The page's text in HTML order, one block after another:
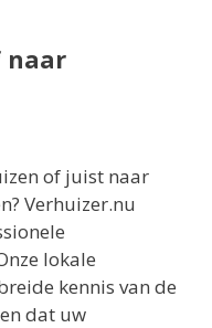
naar
of juist naar
Verhuizer.nu
lokale
kennis van de
dat uw